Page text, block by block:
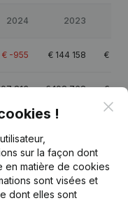
2024 2023
€ -955 € 144 158 €
813 €198 768 €54
!
sur la façon dont
en matière de cookies
sont visées et
dont elles sont